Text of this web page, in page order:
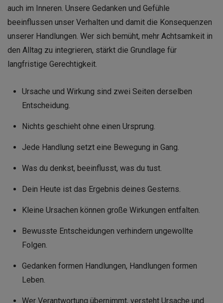
auch im Inneren. Unsere Gedanken und Gefühle
beeinflussen unser Verhalten und damit die Konsequenzen
unserer Handlungen. Wer sich bemüht, mehr Achtsamkeit in
den Alltag zu integrieren, stärkt die Grundlage für
langfristige Gerechtigkeit.
Ursache und Wirkung sind zwei Seiten derselben
Entscheidung.
Nichts geschieht ohne einen Ursprung.
Jede Handlung setzt eine Bewegung in Gang.
Was du denkst, beeinflusst, was du tust.
Dein Heute ist das Ergebnis deines Gesterns.
Kleine Ursachen können große Wirkungen entfalten.
Bewusste Entscheidungen verhindern ungewollte
Folgen.
Gedanken formen Handlungen, Handlungen formen
Leben.
Wer Verantwortung übernimmt, versteht Ursache und